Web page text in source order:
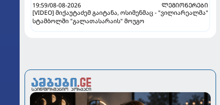
19:59/08-08-2026
ᲚᲔᲒᲘᲝᲜᲔᲠᲔᲑᲘ
[VIDEO] მიქაუტაძემ გაიტანა, ოსიმენმაც - "ვილიარეალმა"
სტამბოლში "გალათასარაის" მოუგო